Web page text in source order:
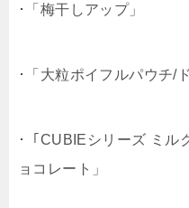
･「梅干しアップ」
･「大粒ポイフルパウチ/
･「CUBIEシリーズ ミル
ョコレート」